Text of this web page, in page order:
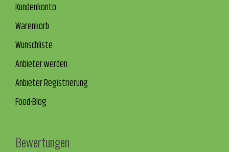
Kundenkonto
Warenkorb
Wunschliste
Anbieter werden
Anbieter Registrierung
Food-Blog
Bewertungen